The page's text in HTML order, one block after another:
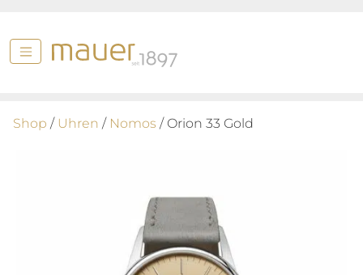
Shop / Uhren / Nomos / Orion 33 Gold